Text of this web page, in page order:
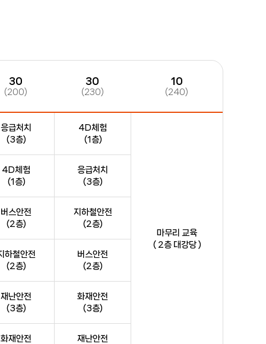
30
(200)
30
(230)
10
(240)
응급처치
(3층)
4D체험
(1층)
마무리 교육
( 2층 대강당 )
4D체험
(1층)
응급처치
(3층)
버스안전
(2층)
지하철안전
(2층)
하철안전
(2층)
버스안전
(2층)
재난안전
(3층)
화재안전
(3층)
화재안전 재난안전